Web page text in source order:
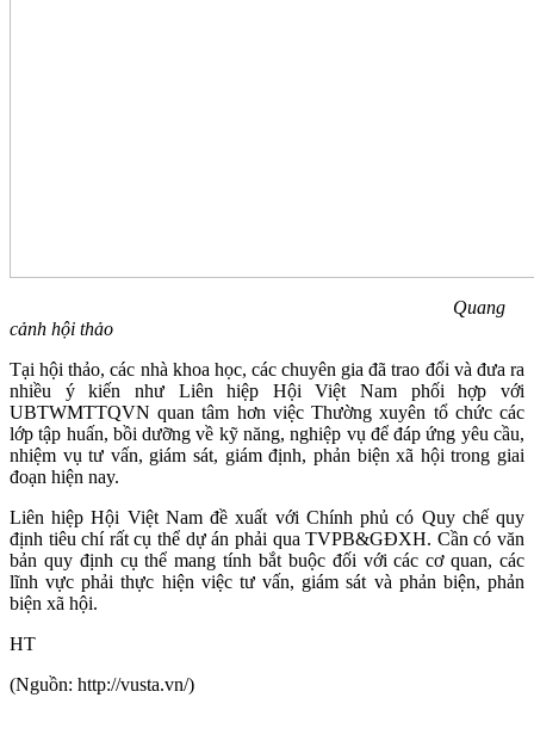
Quang
cảnh hội thảo
Tại hội thảo, các nhà khoa học, các chuyên gia đã trao đổi và đưa ra
nhiều ý kiến như Liên hiệp Hội Việt Nam phối hợp với
UBTWMTTQVN quan tâm hơn việc Thường xuyên tổ chức các
lớp tập huấn, bồi dưỡng về kỹ năng, nghiệp vụ để đáp ứng yêu cầu,
nhiệm vụ tư vấn, giám sát, giám định, phản biện xã hội trong giai
đoạn hiện nay.
Liên hiệp Hội Việt Nam đề xuất với Chính phủ có Quy chế quy
định tiêu chí rất cụ thể dự án phải qua TVPB&GĐXH. Cần có văn
bản quy định cụ thể mang tính bắt buộc đối với các cơ quan, các
lĩnh vực phải thực hiện việc tư vấn, giám sát và phản biện, phản
biện xã hội.
HT
(Nguồn: http://vusta.vn/)